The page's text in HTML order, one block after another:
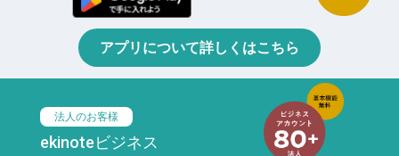
アプリについて詳しくはこちら
法人のお客様
ekinoteビジネス